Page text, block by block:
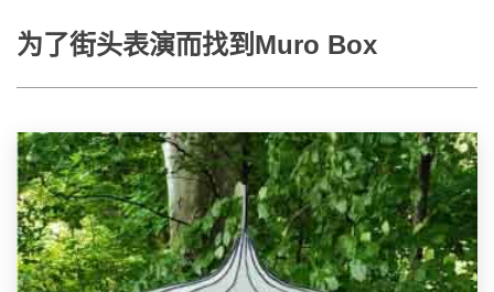
为了街头表演而找到Muro Box